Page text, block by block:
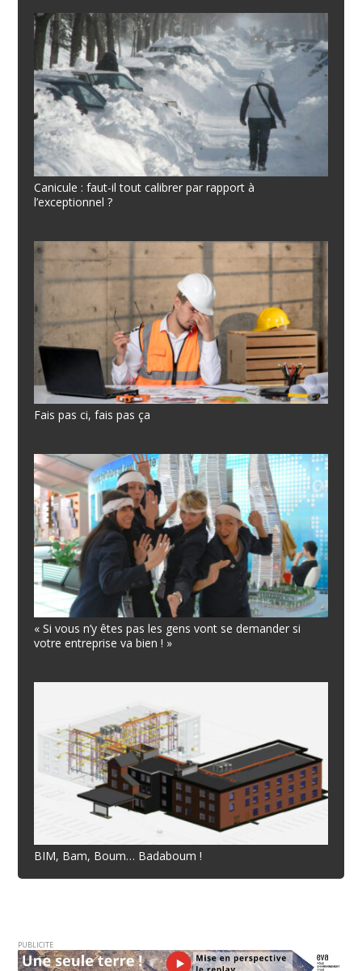
Canicule : faut-il tout calibrer par rapport à
l’exceptionnel ?
Fais pas ci, fais pas ça
« Si vous n’y êtes pas les gens vont se demander si
votre entreprise va bien ! »
BIM, Bam, Boum… Badaboum !
PUBLICITE